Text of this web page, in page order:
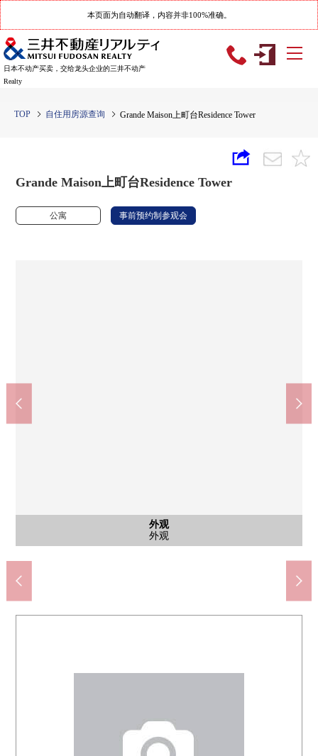
本页面为自动翻译，内容并非100%准确。
日本不动产买卖，交给龙头企业的三井不动产
Realty
TOP 自住用房源查询 Grande Maison上町台Residence Tower
Grande Maison上町台Residence Tower
公寓 事前预约制参观会
外观
外观
入口
入口
入口
入口
入口
入口
入口
入口
入口
泊车走道
入口
入口
入口
入口
大厅
大厅
大厅
大厅
共有部分
信箱
共有部分
智能快递柜
停车场
停车场
共有部分
停车场
共有部分
自行车停放处
共有部分
自行车停放处
共有部分
摩托车场地
共有部分
共有部分
共有部分
共有部分
共有部分
共有部分
共有部分
共有部分
共有部分
共有部分
共有部分
共有部分
共有部分
共有部分
共有部分
共有部分
谷町四丁目站(Osaka Metro谷町线)(约480m)
步行6分钟。
谷町六丁目站(Osaka Metro谷町线、长崛鹤见绿地线)(约480m)
步行6分钟。
CoDeli大阪常盘町商店(约400m)
步行5分钟。
业务超市松屋街道本町桥商店(约560m)
步行7分钟。
7-Eleven大阪内久宝寺町4丁目商店(约60m)
步行1分钟。
杉药房谷町四丁目商店(约720m)
步行9分钟。